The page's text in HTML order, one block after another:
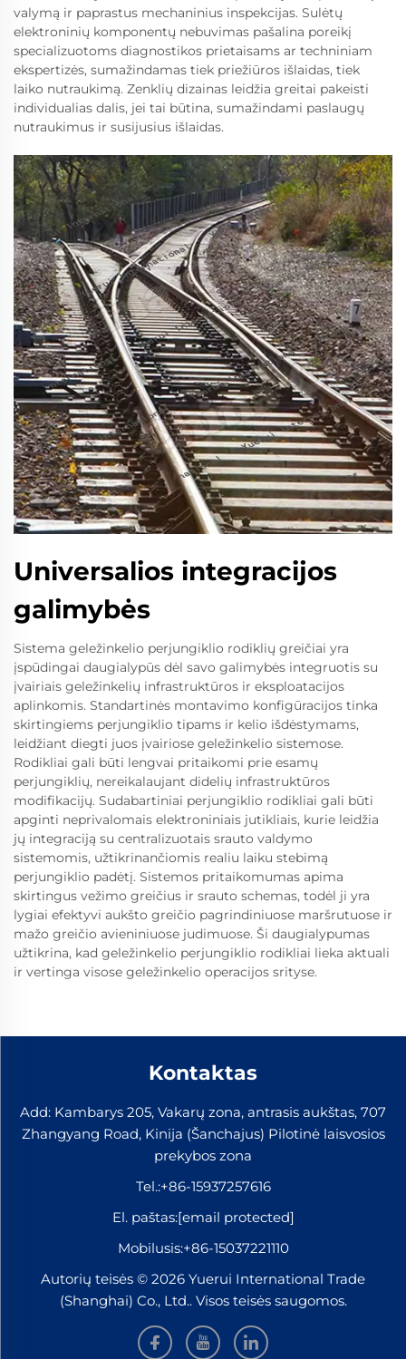
valymą ir paprastus mechaninius inspekcijas. Sulėtų
elektroninių komponentų nebuvimas pašalina poreikį
specializuotoms diagnostikos prietaisams ar techniniam
ekspertizės, sumažindamas tiek priežiūros išlaidas, tiek
laiko nutraukimą. Zenklių dizainas leidžia greitai pakeisti
individualias dalis, jei tai būtina, sumažindami paslaugų
nutraukimus ir susijusius išlaidas.
Universalios integracijos
galimybės
Sistema geležinkelio perjungiklio rodiklių greičiai yra
įspūdingai daugialypūs dėl savo galimybės integruotis su
įvairiais geležinkelių infrastruktūros ir eksploatacijos
aplinkomis. Standartinės montavimo konfigūracijos tinka
skirtingiems perjungiklio tipams ir kelio išdėstymams,
leidžiant diegti juos įvairiose geležinkelio sistemose.
Rodikliai gali būti lengvai pritaikomi prie esamų
perjungiklių, nereikalaujant didelių infrastruktūros
modifikacijų. Sudabartiniai perjungiklio rodikliai gali būti
apginti neprivalomais elektroniniais jutikliais, kurie leidžia
jų integraciją su centralizuotais srauto valdymo
sistemomis, užtikrinančiomis realiu laiku stebimą
perjungiklio padėtį. Sistemos pritaikomumas apima
skirtingus vežimo greičius ir srauto schemas, todėl ji yra
lygiai efektyvi aukšto greičio pagrindiniuose maršrutuose ir
mažo greičio avieniniuose judimuose. Ši daugialypumas
užtikrina, kad geležinkelio perjungiklio rodikliai lieka aktuali
ir vertinga visose geležinkelio operacijos srityse.
Kontaktas
Add: Kambarys 205, Vakarų zona, antrasis aukštas, 707
Zhangyang Road, Kinija (Šanchajus) Pilotinė laisvosios
prekybos zona
Tel.:+86-15937257616
El. paštas:[email protected]
Mobilusis:+86-15037221110
Autorių teisės © 2026 Yuerui International Trade
(Shanghai) Co., Ltd.. Visos teisės saugomos.